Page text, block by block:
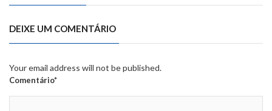
DEIXE UM COMENTÁRIO
Your email address will not be published.
Comentário*